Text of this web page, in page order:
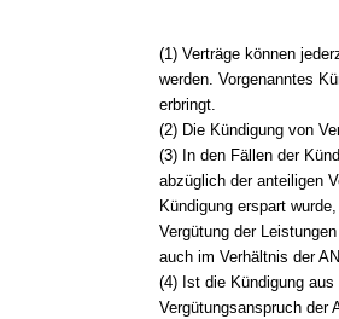
(1) Verträge können
werden. Vorgenanntes
erbringt.
(2) Die Kündigung von
(3) In den Fällen der
abzüglich der anteiligen
Kündigung erspart
Vergütung der
auch im Verhältnis der
(4) Ist die Kündigung
Vergütungsanspruch der